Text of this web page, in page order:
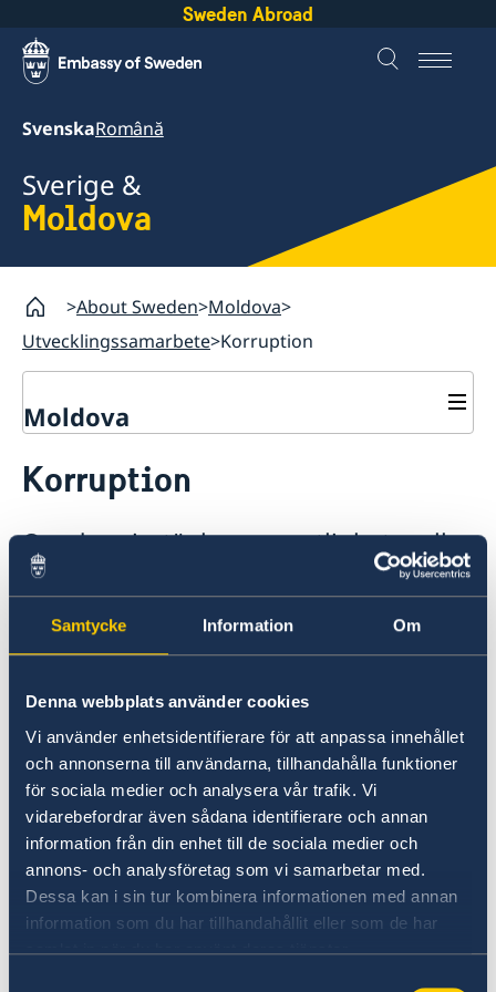
Samtycke Information Om
Denna webbplats använder cookies
Vi använder enhetsidentifierare för att anpassa innehållet
och annonserna till användarna, tillhandahålla funktioner
för sociala medier och analysera vår trafik. Vi
vidarebefordrar även sådana identifierare och annan
information från din enhet till de sociala medier och
annons- och analysföretag som vi samarbetar med.
Dessa kan i sin tur kombinera informationen med annan
information som du har tillhandahållit eller som de har
samlat in när du har använt deras tjänster.
Sweden Abroad
SvenskaRomână
Sverige &
Moldova
About Sweden Moldova
Utvecklingssamarbete Korruption
Moldova
Korruption
Openaid
Korruption
Om du misstänker oegentligheter eller
korruption i ett svenskt
biståndssamarbete så kan du
rapportera!
Om du misstänker korruption, eller
oegentligheter i svenskfinansierade projekt och
program kan Sidas utredningsgrupp bistå.
Tipsa genom att klicka på länken nedan:
Anmäl misstankar om korruption,
oegentligheter och missförhållanden | Sida
Alla tips och misstankar hanteras och utreds av
Sidas utredningsgrupp, e-post: